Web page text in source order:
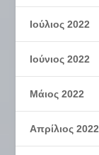
Ιούλιος 2022
Ιούνιος 2022
Μάιος 2022
Απρίλιος 2022